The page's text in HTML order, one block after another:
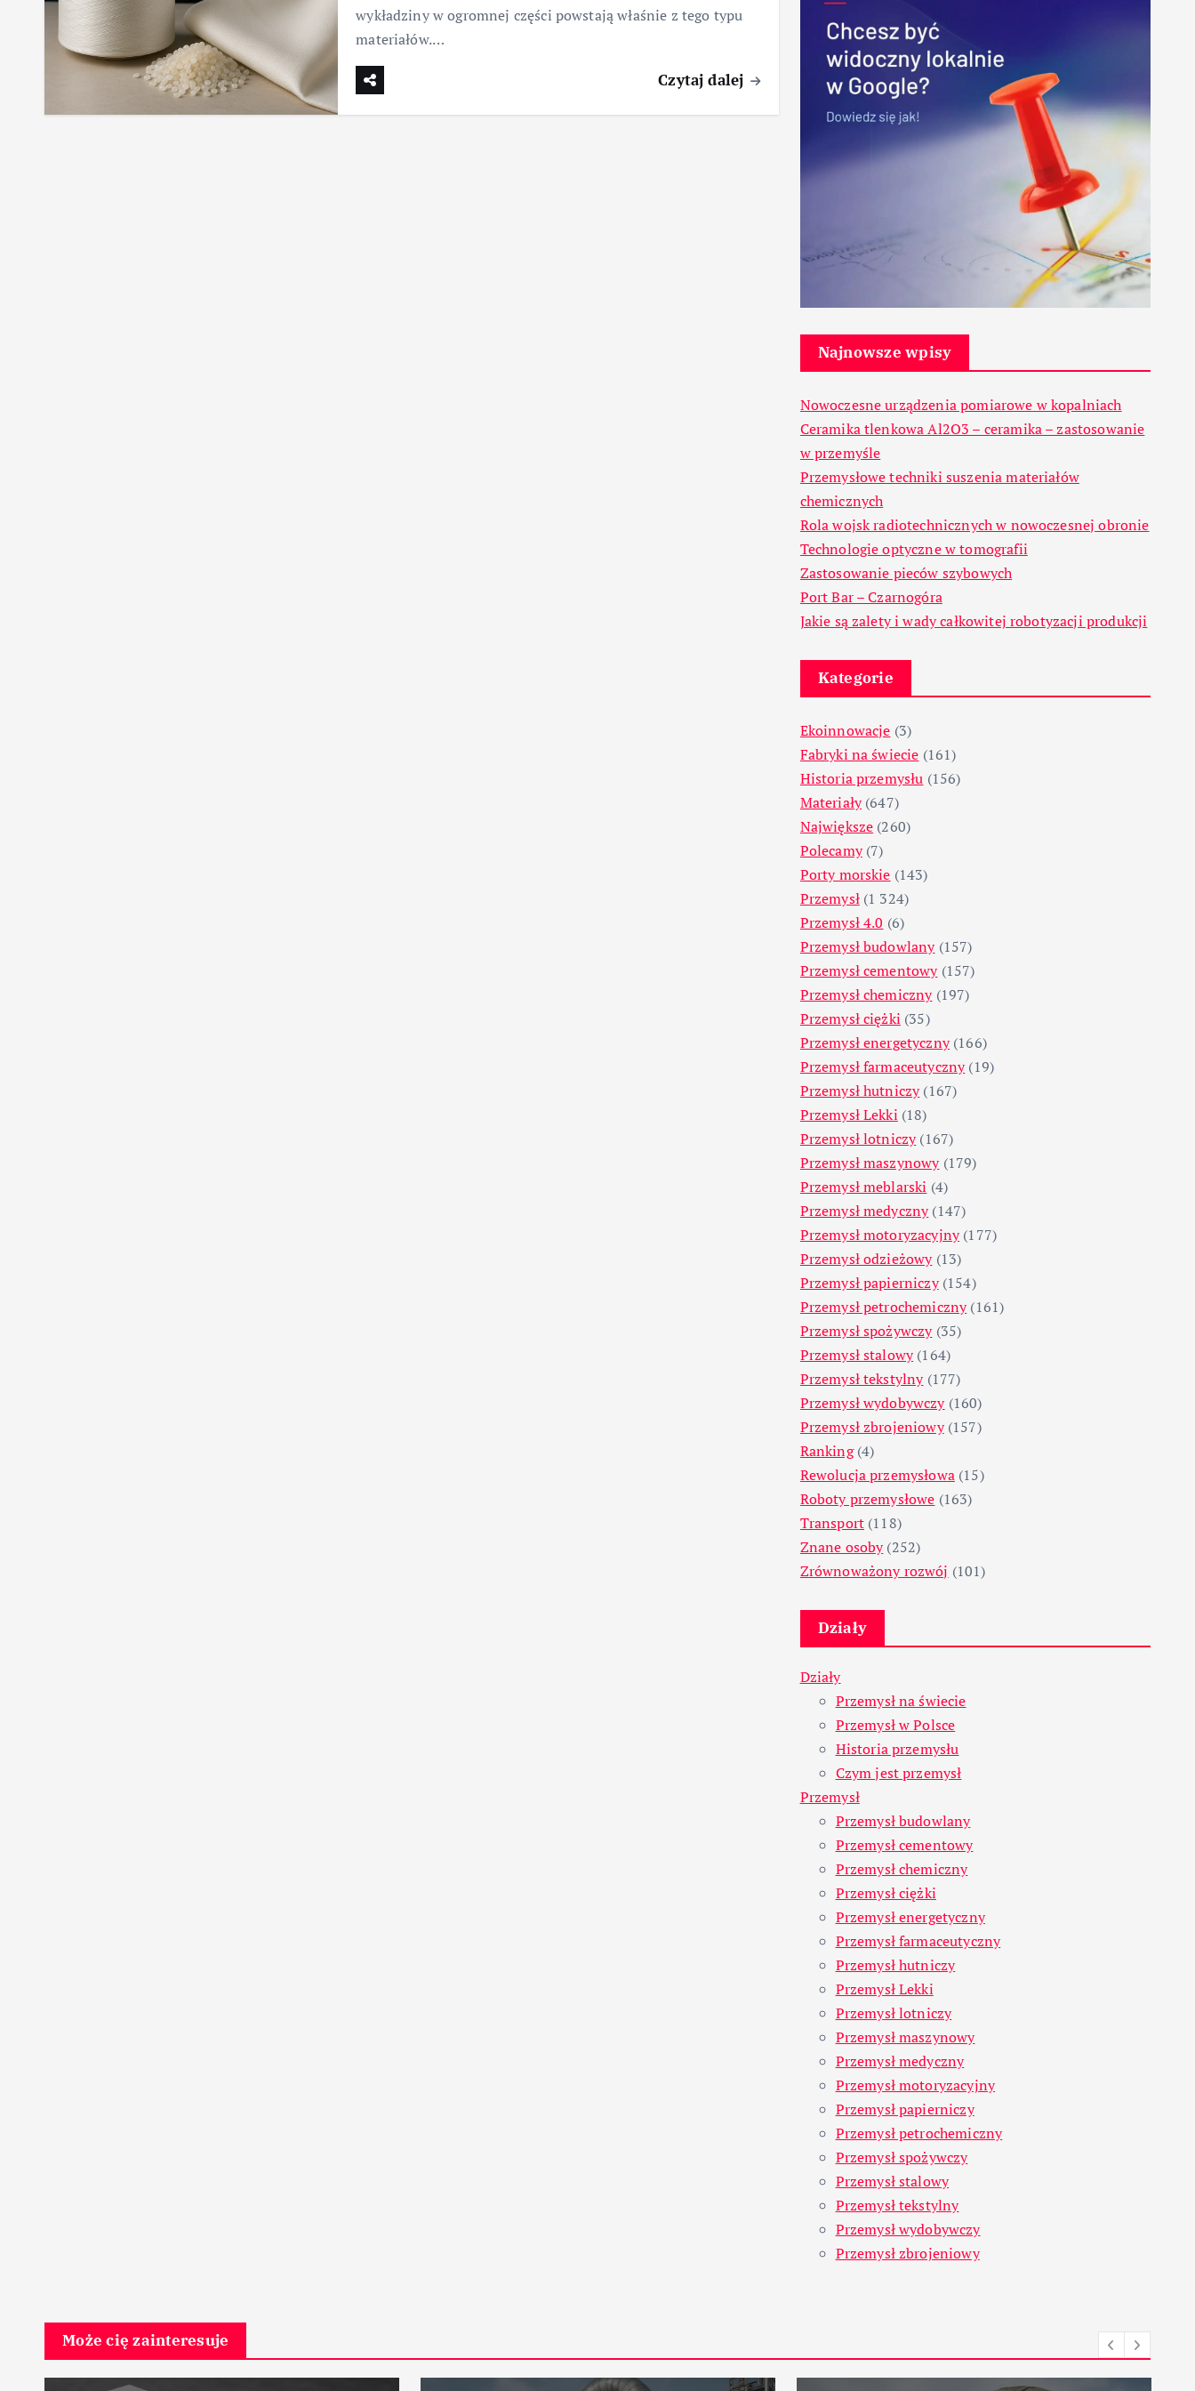
wykładziny w ogromnej części powstają właśnie z tego typu
materiałów.…
Czytaj dalej
Najnowsze wpisy
Nowoczesne urządzenia pomiarowe w kopalniach
Ceramika tlenkowa Al2O3 – ceramika – zastosowanie
w przemyśle
Przemysłowe techniki suszenia materiałów
chemicznych
Rola wojsk radiotechnicznych w nowoczesnej obronie
Technologie optyczne w tomografii
Zastosowanie pieców szybowych
Port Bar – Czarnogóra
Jakie są zalety i wady całkowitej robotyzacji produkcji
Kategorie
Ekoinnowacje (3)
Fabryki na świecie (161)
Historia przemysłu (156)
Materiały(647)
Największe (260)
Polecamy(7)
Porty morskie (143)
Przemysł(1 324)
Przemysł 4.0 (6)
Przemysł budowlany(157)
Przemysł cementowy(157)
Przemysł chemiczny(197)
Przemysł ciężki (35)
Przemysł energetyczny(166)
Przemysł farmaceutyczny(19)
Przemysł hutniczy(167)
Przemysł Lekki (18)
Przemysł lotniczy(167)
Przemysł maszynowy(179)
Przemysł meblarski (4)
Przemysł medyczny(147)
Przemysł motoryzacyjny(177)
Przemysł odzieżowy(13)
Przemysł papierniczy(154)
Przemysł petrochemiczny(161)
Przemysł spożywczy(35)
Przemysł stalowy(164)
Przemysł tekstylny(177)
Przemysł wydobywczy(160)
Przemysł zbrojeniowy(157)
Ranking(4)
Rewolucja przemysłowa(15)
Roboty przemysłowe (163)
Transport (118)
Znane osoby(252)
Zrównoważony rozwój (101)
Działy
Działy
Przemysł na świecie
Przemysł w Polsce
Historia przemysłu
Czym jest przemysł
Przemysł
Przemysł budowlany
Przemysł cementowy
Przemysł chemiczny
Przemysł ciężki
Przemysł energetyczny
Przemysł farmaceutyczny
Przemysł hutniczy
Przemysł Lekki
Przemysł lotniczy
Przemysł maszynowy
Przemysł medyczny
Przemysł motoryzacyjny
Przemysł papierniczy
Przemysł petrochemiczny
Przemysł spożywczy
Przemysł stalowy
Przemysł tekstylny
Przemysł wydobywczy
Przemysł zbrojeniowy
Może cię zainteresuje